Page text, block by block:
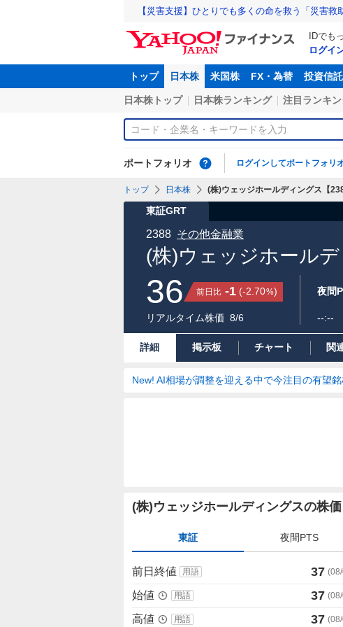
【災害支援】ひとりでも多くの命を救う「災害救
IDでも
ログイ
トップ 日本株 米国株 FX・為替 投資信託
日本株トップ 日本株ランキング 注目ランキ
ポートフォリオ ログインしてポートフォリ
トップ 日本株 (株)ウェッジホールディングス【
東証GRT
(株)ウェッジホール
2388 その他金融業
36 前日比 -1 (-2.70%)
リアルタイム株価 8/6
夜間
--:--
詳細 掲示板 チャート 関
New! AI相場が調整を迎える中で今注目の有望
(株)ウェッジホールディングスの株
価
値
東証 夜間PTS
前日終値 用語 37 (
始値 用語 37 (
高値 用語 37 (